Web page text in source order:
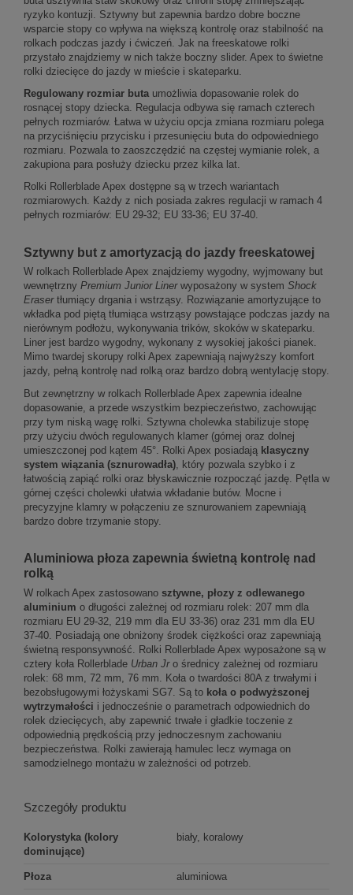
ryzyko kontuzji. Sztywny but zapewnia bardzo dobre boczne
wsparcie stopy co wpływa na większą kontrolę oraz stabilność na
rolkach podczas jazdy i ćwiczeń. Jak na freeskatowe rolki
przystało znajdziemy w nich także boczny slider. Apex to świetne
rolki dziecięce do jazdy w mieście i skateparku.
Regulowany rozmiar buta umożliwia dopasowanie rolek do
rosnącej stopy dziecka. Regulacja odbywa się ramach czterech
pełnych rozmiarów. Łatwa w użyciu opcja zmiana rozmiaru polega
na przyciśnięciu przycisku i przesunięciu buta do odpowiedniego
rozmiaru. Pozwala to zaoszczędzić na częstej wymianie rolek, a
zakupiona para posłuży dziecku przez kilka lat.
Rolki Rollerblade Apex dostępne są w trzech wariantach
rozmiarowych. Każdy z nich posiada zakres regulacji w ramach 4
pełnych rozmiarów: EU 29-32; EU 33-36; EU 37-40.
Sztywny but z amortyzacją do jazdy freeskatowej
W rolkach Rollerblade Apex znajdziemy wygodny, wyjmowany but
wewnętrzny Premium Junior Linerwyposażony w system Shock
Erasertłumiący drgania i wstrząsy. Rozwiązanie amortyzujące to
wkładka pod piętą tłumiąca wstrząsy powstające podczas jazdy na
nierównym podłożu, wykonywania trików, skoków w skateparku.
Liner jest bardzo wygodny, wykonany z wysokiej jakości pianek.
Mimo twardej skorupy rolki Apex zapewniają najwyższy komfort
jazdy, pełną kontrolę nad rolką oraz bardzo dobrą wentylację stopy.
But zewnętrzny w rolkach Rollerblade Apex zapewnia idealne
dopasowanie, a przede wszystkim bezpieczeństwo, zachowując
przy tym niską wagę rolki. Sztywna cholewka stabilizuje stopę
przy użyciu dwóch regulowanych klamer (górnej oraz dolnej
umieszczonej pod kątem 45°. Rolki Apex posiadają klasyczny
system wiązania (sznurowadła) , który pozwala szybko i z
łatwością zapiąć rolki oraz błyskawicznie rozpocząć jazdę. Pętla w
górnej części cholewki ułatwia wkładanie butów. Mocne i
precyzyjne klamry w połączeniu ze sznurowaniem zapewniają
bardzo dobre trzymanie stopy.
Aluminiowa płoza zapewnia świetną kontrolę nad
rolką
W rolkach Apex zastosowano sztywne, płozy z odlewanego
aluminium o długości zależnej od rozmiaru rolek: 207 mm dla
rozmiaru EU 29-32, 219 mm dla EU 33-36) oraz 231 mm dla EU
37-40. Posiadają one obniżony środek ciężkości oraz zapewniają
świetną responsywność. Rolki Rollerblade Apex wyposażone są w
cztery koła Rollerblade Urban Jro średnicy zależnej od rozmiaru
rolek: 68 mm, 72 mm, 76 mm. Koła o twardości 80A z trwałymi i
bezobsługowymi łożyskami SG7. Są to koła o podwyższonej
wytrzymałości i jednocześnie o parametrach odpowiednich do
rolek dziecięcych, aby zapewnić trwałe i gładkie toczenie z
odpowiednią prędkością przy jednoczesnym zachowaniu
bezpieczeństwa. Rolki zawierają hamulec lecz wymaga on
samodzielnego montażu w zależności od potrzeb.
Szczegóły produktu
Kolorystyka (kolory
dominujące)
biały, koralowy
Płoza aluminiowa